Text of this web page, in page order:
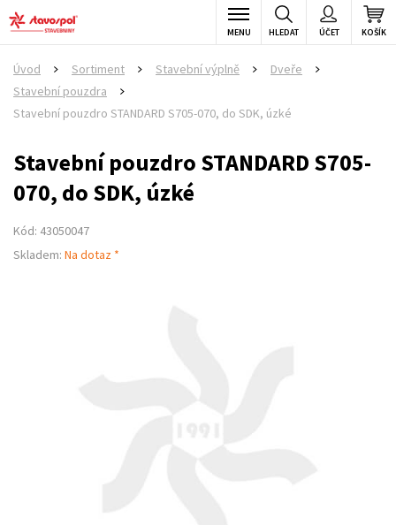
KOŠÍK
ÚČET
HLEDAT
MENU
Úvod Sortiment Stavební výplně Dveře
Stavební pouzdra
Stavební pouzdro STANDARD S705-070, do SDK, úzké
Stavební pouzdro STANDARD S705-
070, do SDK, úzké
Kód: 43050047
Skladem: Na dotaz *